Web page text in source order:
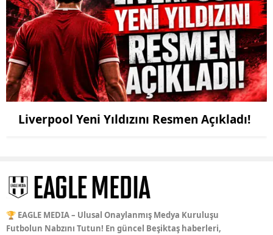
Liverpool Yeni Yıldızını Resmen Açıkladı!
🏆 EAGLE MEDIA – Ulusal Onaylanmış Medya Kuruluşu
Futbolun Nabzını Tutun! En güncel Beşiktaş haberleri,